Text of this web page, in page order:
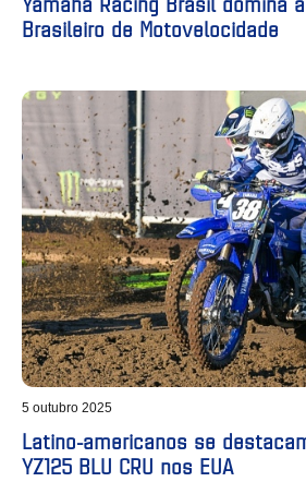
Brasileiro de Motovelocidade
5 outubro 2025
Latino-americanos se
YZ125 BLU CRU nos EUA